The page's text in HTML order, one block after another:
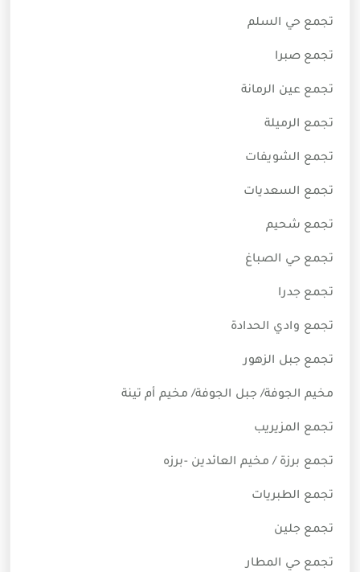
تجمع حي السلم
تجمع صبرا
تجمع عين الرمانة
تجمع الرميلة
تجمع الشويفات
تجمع السعديات
تجمع شحيم
تجمع حي الصباغ
تجمع جدرا
تجمع وادي الحدادة
تجمع جبل الزهور
مخيم الجوفة/ جبل الجوفة/ مخيم أم تينة
تجمع المزيريب
تجمع برزة / مخيم العائدين -برزه
تجمع الطبريات
تجمع جلين
تجمع حي المطار